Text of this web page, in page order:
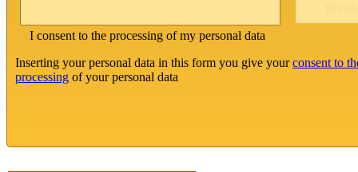
I consent to the processing of my personal data
Inserting your personal data in this form you give yourconsent to
processing of your personal data